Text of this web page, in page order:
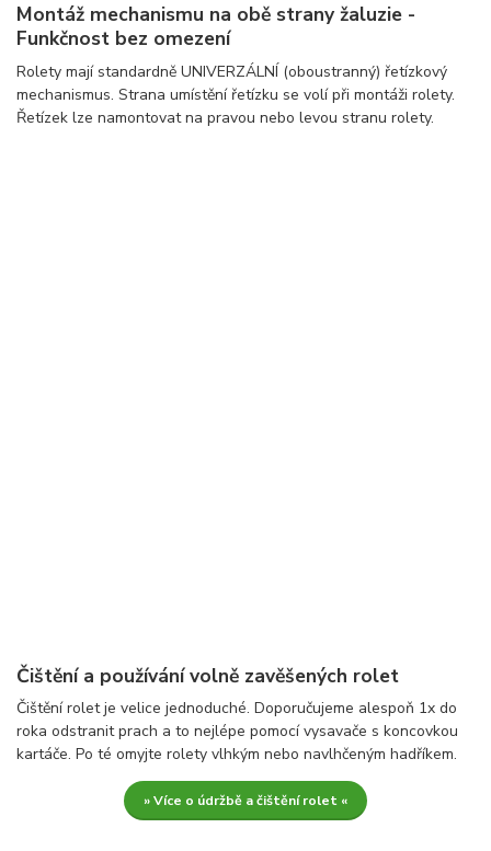
Montáž mechanismu na obě strany žaluzie -
Funkčnost bez omezení
Rolety mají standardně UNIVERZÁLNÍ (oboustranný) řetízkový
mechanismus. Strana umístění řetízku se volí při montáži rolety.
Řetízek lze namontovat na pravou nebo levou stranu rolety.
Čištění a používání volně zavěšených rolet
Čištění rolet je velice jednoduché. Doporučujeme alespoň 1x do
roka odstranit prach a to nejlépe pomocí vysavače s koncovkou
kartáče. Po té omyjte rolety vlhkým nebo navlhčeným hadříkem.
» Více o údržbě a čištění rolet «